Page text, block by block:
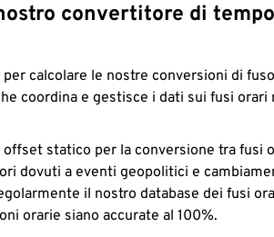
convertitore di tempo
per calcolare le nostre conversioni di
coordina e gestisce i dati sui fusi orari
statico per la conversione tra fusi
dovuti a eventi geopolitici e
il nostro database dei fusi
orarie siano accurate al 100%.